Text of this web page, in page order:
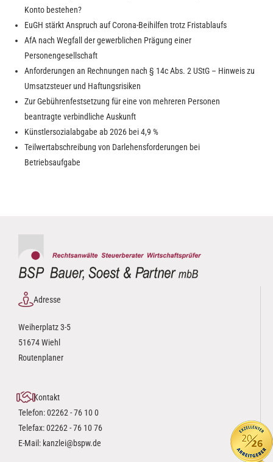
Konto bestehen?
EuGH stärkt Anspruch auf Corona-Beihilfen trotz Fristablaufs
AfA nach Wegfall der gewerblichen Prägung einer
Personengesellschaft
Anforderungen an Rechnungen nach § 14c Abs. 2 UStG – Hinweis zu
Umsatzsteuer und Haftungsrisiken
Zur Gebührenfestsetzung für eine von mehreren Personen
beantragte verbindliche Auskunft
Künstlersozialabgabe ab 2026 bei 4,9 %
Teilwertabschreibung von Darlehensforderungen bei
Betriebsaufgabe
Adresse
Weiherplatz 3-5
51674 Wiehl
Routenplaner
Kontakt
Telefon:02262 - 76 10 0
Telefax: 02262 - 76 10 76
E-Mail: kanzlei@bspw.de